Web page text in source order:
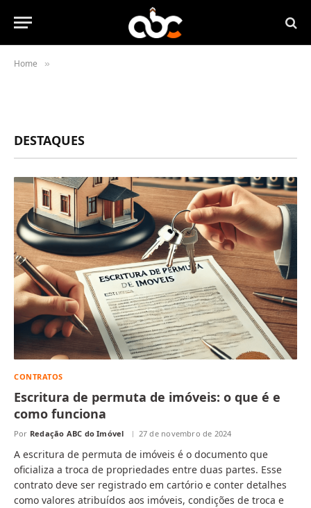
Home »
DESTAQUES
CONTRATOS
Escritura de permuta de imóveis: o que é e
como funciona
Por Redação ABC do Imóvel 27 de novembro de 2024
A escritura de permuta de imóveis é o documento que
oficializa a troca de propriedades entre duas partes. Esse
contrato deve ser registrado em cartório e conter detalhes
como valores atribuídos aos imóveis, condições de troca e